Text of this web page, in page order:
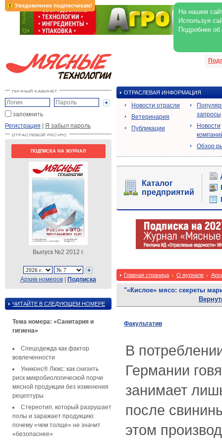
Уведомление подписчикам!
На нашем
Используя
Подробнее
запомнить
Регистрация | Я забыл пароль
ПОДПИСКА НА ЖУРНАЛ
Выпуск №2 2012 г.
Архив номеров | Подписка
ЧИТАЙТЕ В СЛЕДУЮЩЕМ НОМЕРЕ
Тема номера: «Санитария и
гигиена»
Спецодежда как фактор
вовлеченности
Униконс® Люкс: как снизить
риск микробиологической порчи
мясной продукции без изменения
рецептуры
Стереотип, который разрушает
полы и заражает продукцию:
почему «чем толще» не значит
«безопаснее»
ОТРАСЛЕВАЯ ИНФОРМАЦИЯ
Новости отрасли
Ветеринария
Публикации
запросы
Новости
Обзор
Каталог
предприятий
Главная страница О журнале
"«Кислое» мясо: секреты
Факультатив
В
Германии
занимает
после
этом